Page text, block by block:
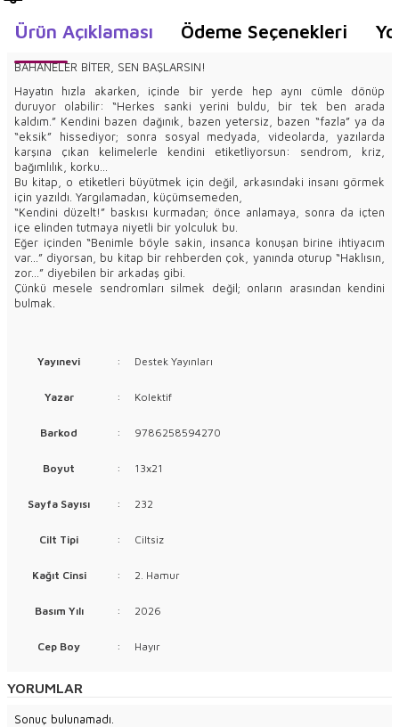
Ürün Açıklaması Ödeme Seçenekleri
BAHANELER BİTER, SEN BAŞLARSIN!
Hayatın hızla akarken, içinde bir yerde hep aynı cümle dönüp
duruyor olabilir: “Herkes sanki yerini buldu, bir tek ben arada
kaldım.” Kendini bazen dağınık, bazen yetersiz, bazen “fazla” ya da
“eksik” hissediyor; sonra sosyal medyada, videolarda, yazılarda
karşına çıkan kelimelerle kendini etiketliyorsun: sendrom, kriz,
bağımlılık, korku...
Bu kitap, o etiketleri büyütmek için değil, arkasındaki insanı görmek
için yazıldı. Yargılamadan, küçümsemeden,
“Kendini düzelt!” baskısı kurmadan; önce anlamaya, sonra da içten
içe elinden tutmaya niyetli bir yolculuk bu.
Eğer içinden “Benimle böyle sakin, insanca konuşan birine ihtiyacım
var...” diyorsan, bu kitap bir rehberden çok, yanında oturup “Haklısın,
zor...” diyebilen bir arkadaş gibi.
Çünkü mesele sendromları silmek değil; onların arasından kendini
bulmak.
Yayınevi : Destek Yayınları
Yazar : Kolektif
Barkod : 9786258594270
Boyut : 13x21
Sayfa Sayısı : 232
Cilt Tipi : Ciltsiz
Kağıt Cinsi : 2. Hamur
Basım Yılı : 2026
Cep Boy : Hayır
YORUMLAR
Sonuç bulunamadı.